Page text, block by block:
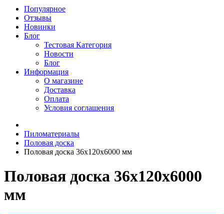
Популярное
Отзывы
Новинки
Блог
Тестовая Категория
Новости
Блог
Информация
О магазине
Доставка
Оплата
Условия соглашения
Пиломатериалы
Половая доска
Половая доска 36х120х6000 мм
Половая доска 36х120х6000
мм